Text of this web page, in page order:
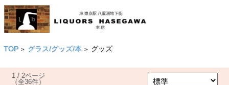
TOP > グラス/グッズ/本 > グッズ
1 / 2ページ
（全36件）